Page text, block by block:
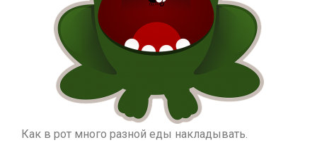
Как в рот много разной еды накладывать.